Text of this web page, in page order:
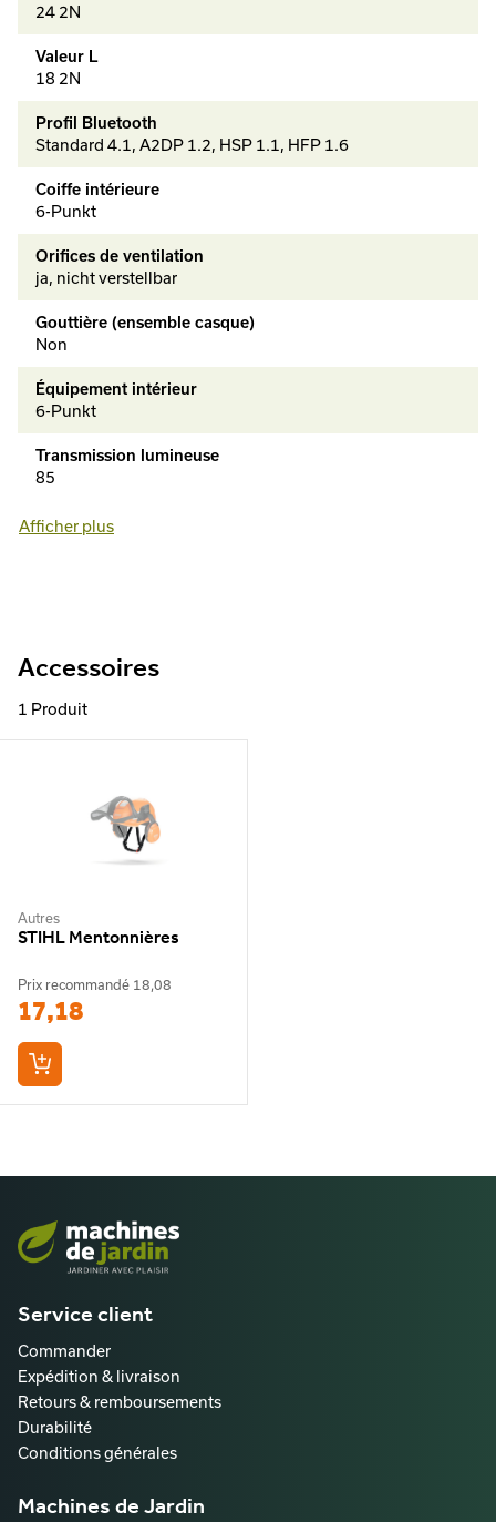
24 2N
Valeur L
18 2N
Profil Bluetooth
Standard 4.1, A2DP 1.2, HSP 1.1, HFP 1.6
Coiffe intérieure
6-Punkt
Orifices de ventilation
ja, nicht verstellbar
Gouttière (ensemble casque)
Non
Équipement intérieur
6-Punkt
Transmission lumineuse
85
Intérieur
Afficher plus
Accessoires
1 Produit
Autres
STIHL Mentonnières
Prix recommandé 18,08
17,18
Service client
Commander
Expédition & livraison
Retours & remboursements
Durabilité
Conditions générales
Machines de Jardin